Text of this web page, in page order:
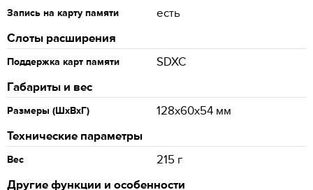
Запись на карту памяти
есть
Слоты расширения
Поддержка карт памяти
SDXC
Габариты и вес
Размеры (ШхВхГ)
128x60x54 мм
Технические параметры
Вес
215 г
Другие функции и особенности